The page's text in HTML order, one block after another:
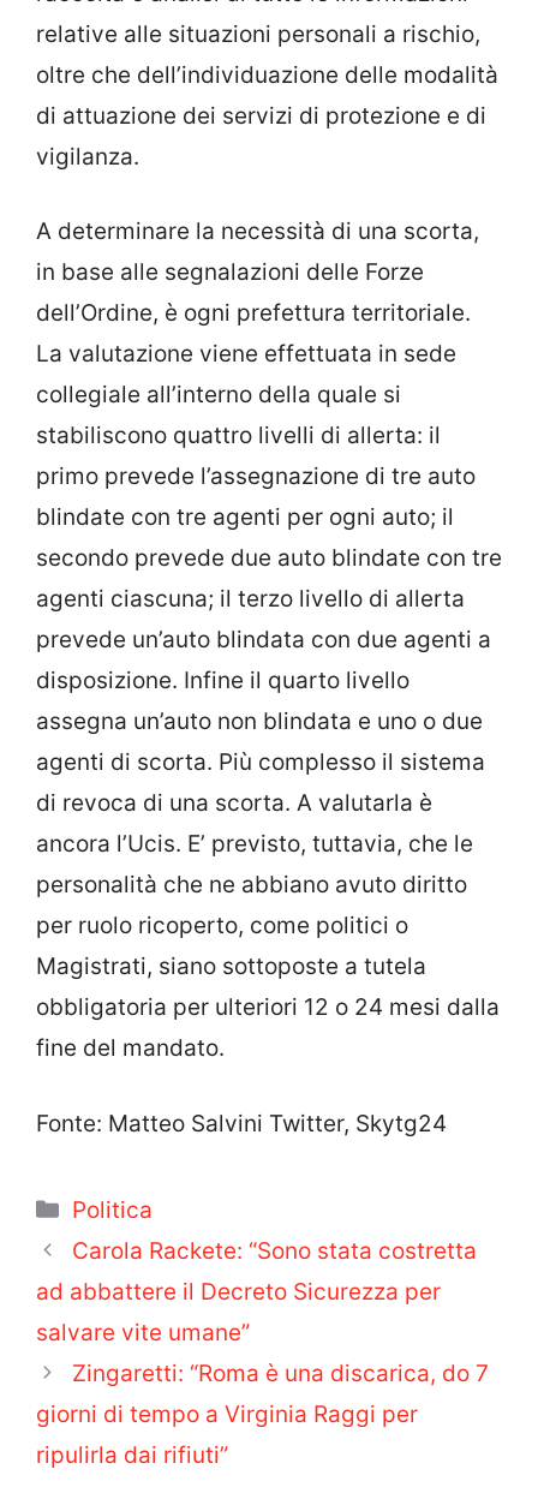
relative alle situazioni personali a rischio,
oltre che dell’individuazione delle modalità
di attuazione dei servizi di protezione e di
vigilanza.
A determinare la necessità di una scorta,
in base alle segnalazioni delle Forze
dell’Ordine, è ogni prefettura territoriale.
La valutazione viene effettuata in sede
collegiale all’interno della quale si
stabiliscono quattro livelli di allerta: il
primo prevede l’assegnazione di tre auto
blindate con tre agenti per ogni auto; il
secondo prevede due auto blindate con tre
agenti ciascuna; il terzo livello di allerta
prevede un’auto blindata con due agenti a
disposizione. Infine il quarto livello
assegna un’auto non blindata e uno o due
agenti di scorta. Più complesso il sistema
di revoca di una scorta. A valutarla è
ancora l’Ucis. E’ previsto, tuttavia, che le
personalità che ne abbiano avuto diritto
per ruolo ricoperto, come politici o
Magistrati, siano sottoposte a tutela
obbligatoria per ulteriori 12 o 24 mesi dalla
fine del mandato.
Fonte: Matteo Salvini Twitter, Skytg24
Categorie
Politica
Carola Rackete: “Sono stata costretta
ad abbattere il Decreto Sicurezza per
salvare vite umane”
Zingaretti: “Roma è una discarica, do 7
giorni di tempo a Virginia Raggi per
ripulirla dai rifiuti”